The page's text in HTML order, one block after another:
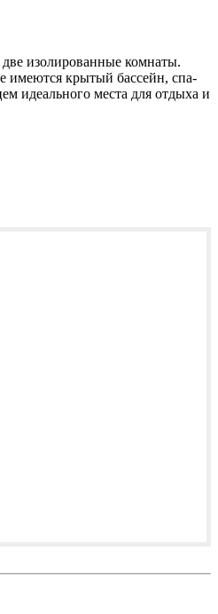
изолированные комнаты.
имеются крытый бассейн, спа-
идеального места для отдыха и